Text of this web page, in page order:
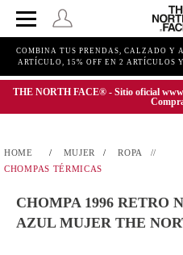
COMBINA TUS PRENDAS, CALZADO Y
ARTÍCULO, 15% OFF EN 2 ARTÍCULOS
THE NORTH FACE® - Sitio oficial
MUJER
ROPA
CHOMPAS TÉRMICAS
CHOMPA 1996 RETRO
AZUL MUJER THE